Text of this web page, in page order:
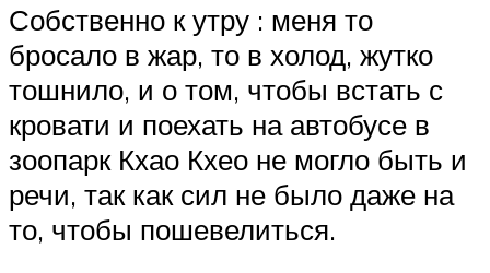
Собственно к утру : меня то
бросало в жар, то в холод, жутко
тошнило, и о том, чтобы встать с
кровати и поехать на автобусе в
зоопарк Кхао Кхео не могло быть и
речи, так как сил не было даже на
то, чтобы пошевелиться.